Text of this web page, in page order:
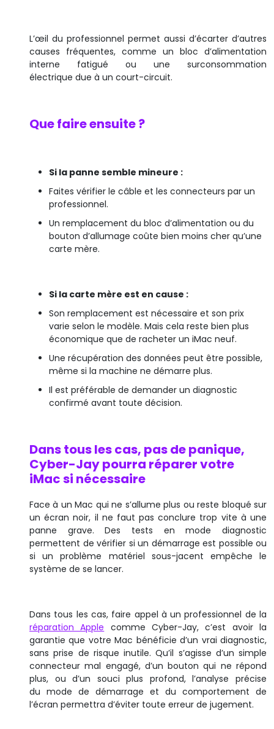
L’œil du professionnel permet aussi d’écarter d’autres
causes fréquentes, comme un bloc d’alimentation
interne fatigué ou une surconsommation
électrique due à un court-circuit.
Que faire ensuite ?
Si la panne semble mineure :
Faites vérifier le câble et les connecteurs par un
professionnel.
Un remplacement du bloc d’alimentation ou du
bouton d’allumage coûte bien moins cher qu’une
carte mère.
Si la carte mère est en cause :
Son remplacement est nécessaire et son prix
varie selon le modèle. Mais cela reste bien plus
économique que de racheter un iMac neuf.
Une récupération des données peut être possible,
même si la machine ne démarre plus.
Il est préférable de demander un diagnostic
confirmé avant toute décision.
Dans tous les cas, pas de panique,
Cyber-Jay pourra réparer votre
iMac si nécessaire
Face à un Mac qui ne s’allume plus ou reste bloqué sur
un écran noir, il ne faut pas conclure trop vite à une
panne grave. Des tests en mode diagnostic
permettent de vérifier si un démarrage est possible ou
si un problème matériel sous-jacent empêche le
système de se lancer.
Dans tous les cas, faire appel à un professionnel de la
réparation Apple comme Cyber-Jay, c’est avoir la
garantie que votre Mac bénéficie d’un vrai diagnostic,
sans prise de risque inutile. Qu’il s’agisse d’un simple
connecteur mal engagé, d’un bouton qui ne répond
plus, ou d’un souci plus profond, l’analyse précise
du mode de démarrage et du comportement de
l’écran permettra d’éviter toute erreur de jugement.